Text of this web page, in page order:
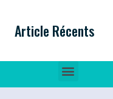
Article Récents